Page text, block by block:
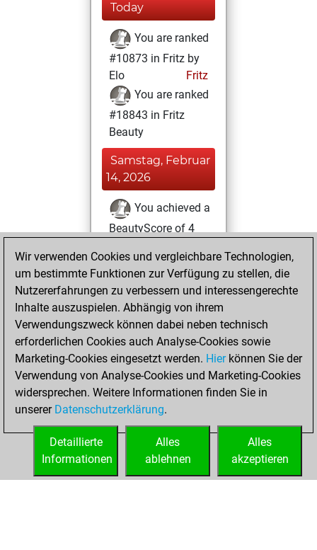
Today
You are ranked
#10873 in Fritz by
Elo
Fritz
You are ranked
#18843 in Fritz
Beauty
Samstag, Februar
14, 2026
You achieved a
BeautyScore of 4
achieved a new Elo
of 1594
Samstag,
Dezember 10,
2022
You won
against Fritz
Fritz
You created
your Fritz account
Wir verwenden Cookies und vergleichbare Technologien,
um bestimmte Funktionen zur Verfügung zu stellen, die
Nutzererfahrungen zu verbessern und interessengerechte
Inhalte auszuspielen. Abhängig von ihrem
Verwendungszweck können dabei neben technisch
erforderlichen Cookies auch Analyse-Cookies sowie
Marketing-Cookies eingesetzt werden. Hierkönnen Sie der
Verwendung von Analyse-Cookies und Marketing-Cookies
widersprechen. Weitere Informationen finden Sie in
unserer Datenschutzerklärung.
Alles
akzeptieren
Alles
ablehnen
Detaillierte
Informationen